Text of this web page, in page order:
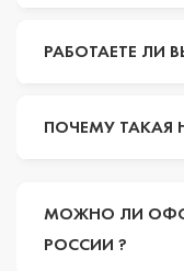
РАБОТАЕТЕ ЛИ
ПОЧЕМУ ТАКАЯ
МОЖНО ЛИ
РОССИИ ?